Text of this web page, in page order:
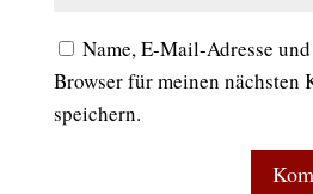
Name, E-Mail-Adresse
Browser für meinen nächsten
speichern.